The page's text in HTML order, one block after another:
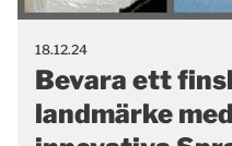
18.12.24
Bevara ett
landmärke